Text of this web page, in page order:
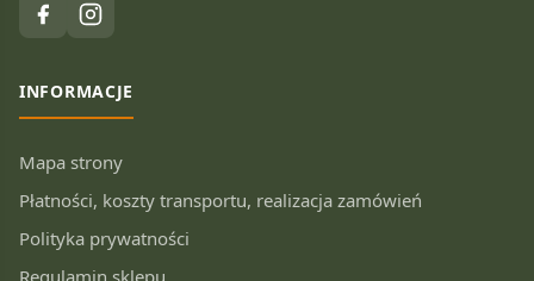
INFORMACJE
Mapa strony
Płatności, koszty transportu, realizacja zamówień
Polityka prywatności
Regulamin sklepu